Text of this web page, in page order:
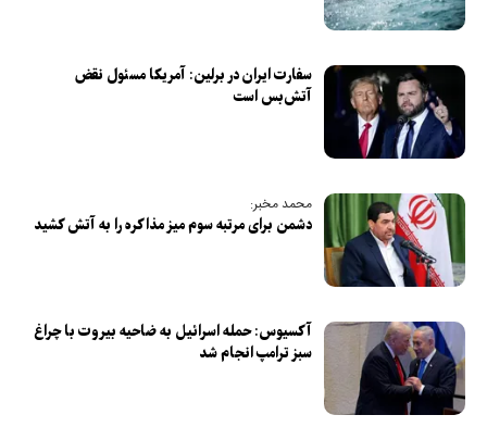
سفارت ایران در برلین: آمریکا مسئول نقض
آتش‌بس است
محمد مخبر:
دشمن برای مرتبه سوم میز مذاکره را به آتش کشید
آکسیوس: حمله اسرائیل به ضاحیه بیروت با چراغ
سبز ترامپ انجام شد